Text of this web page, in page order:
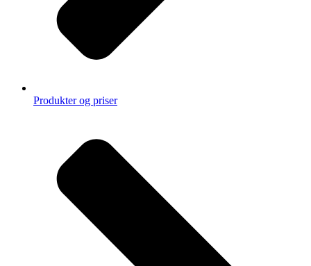
Produkter og priser